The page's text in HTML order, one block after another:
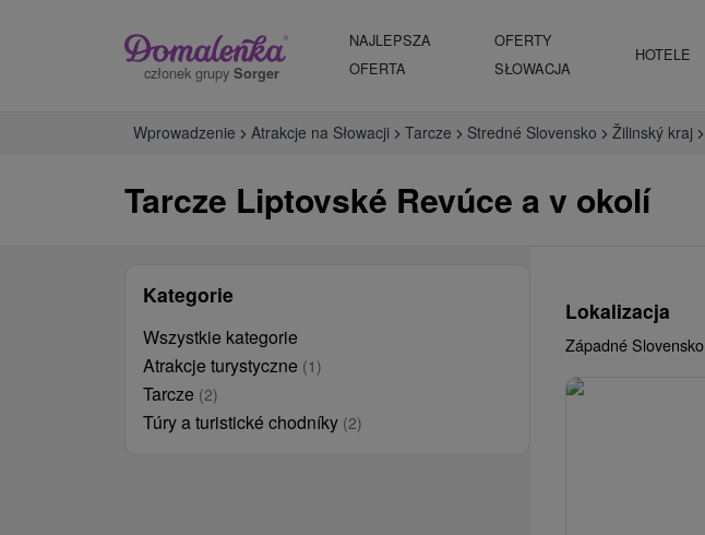
członek grupy Sorger
NAJLEPSZA
OFERTA
OFERTY
SŁOWACJA
HOTELE
Wprowadzenie Atrakcje na Słowacji Tarcze Stredné Slovensko Žilinský kraj
Tarcze Liptovské Revúce a v okolí
Kategorie
Wszystkie kategorie
Atrakcje turystyczne (1)
Tarcze (2)
Túry a turistické chodníky (2)
Lokalizacja
Západné Slovensko